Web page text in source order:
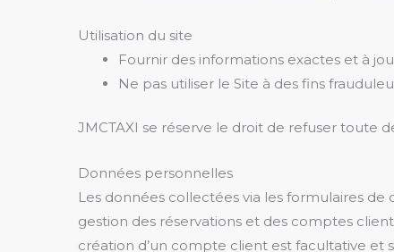
Utilisation du site
Fournir des informations exactes et à
Ne pas utiliser le Site à des fins
JMCTAXI se réserve le droit de refuser toute
Données personnelles
Les données collectées via les formulaires
gestion des réservations et des comptes
création d’un compte client est facultative et